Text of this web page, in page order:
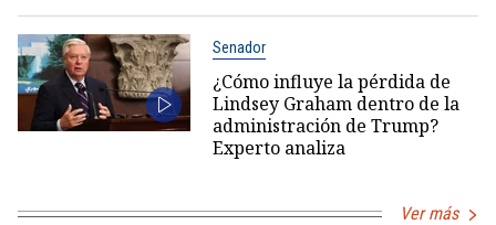
Senador
¿Cómo influye la pérdida de
Lindsey Graham dentro de la
administración de Trump?
Experto analiza
Ver más